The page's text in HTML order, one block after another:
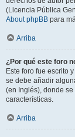
(Licencia Pública
About phpBB para
Arriba
¿Por qué este foro
Este foro fue escrito
se debe añadir
(en Inglés), donde
características.
Arriba